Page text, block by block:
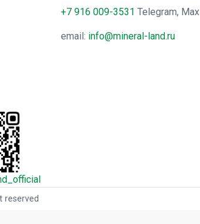
+7 916 009-3531 Telegram, Max
email: info@mineral-land.ru
reserved